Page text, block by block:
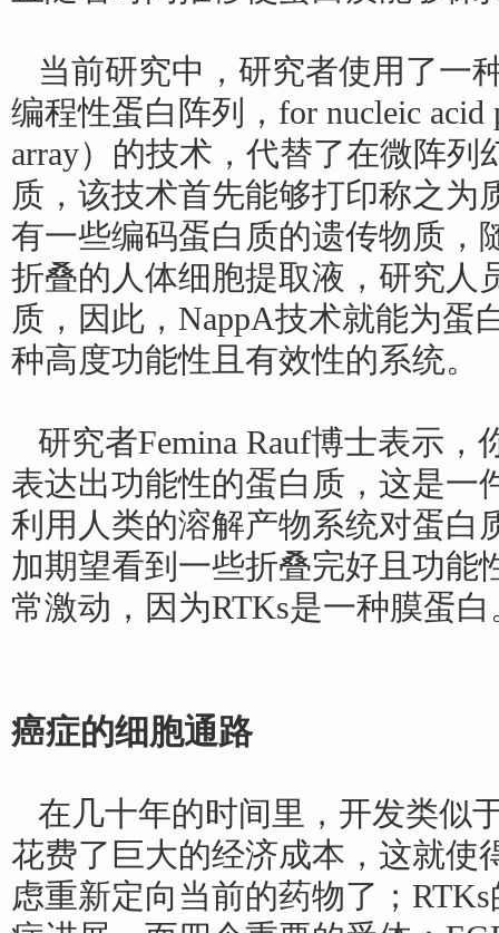
当前研究中，研究者使用了一
编程性蛋白阵列，for nucleic acid
array）的技术，代替了在微阵
质，该技术首先能够打印称之为
有一些编码蛋白质的遗传物质，
折叠的人体细胞提取液，研究人
质，因此，NappA技术就能为蛋
种高度功能性且有效性的系统。
研究者Femina Rauf博士表示，
表达出功能性的蛋白质，这是一
利用人类的溶解产物系统对蛋白
加期望看到一些折叠完好且功能
常激动，因为RTKs是一种膜蛋白
癌症的细胞通路
在几十年的时间里，开发类似
花费了巨大的经济成本，这就使
虑重新定向当前的药物了；